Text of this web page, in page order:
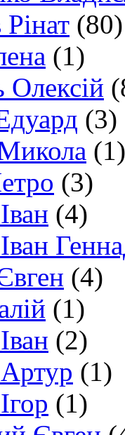
(80)
(1)
Олексій
(3)
(1)
(3)
(4)
(4)
(1)
(2)
(1)
(1)